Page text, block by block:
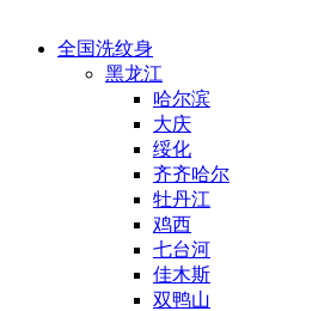
全国洗纹身
黑龙江
哈尔滨
大庆
绥化
齐齐哈尔
牡丹江
鸡西
七台河
佳木斯
双鸭山